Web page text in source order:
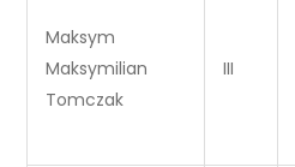
Maksym
Maksymilian
Tomczak
III